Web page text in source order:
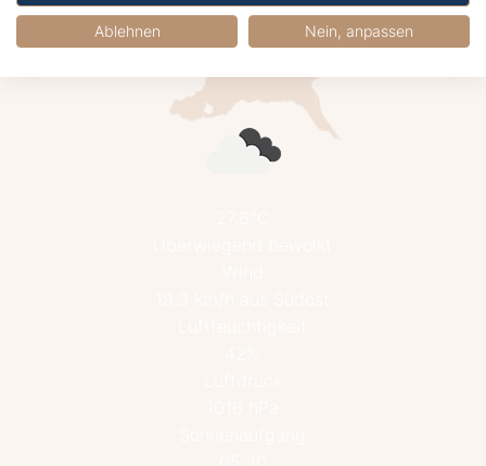
Ablehnen Nein, anpassen